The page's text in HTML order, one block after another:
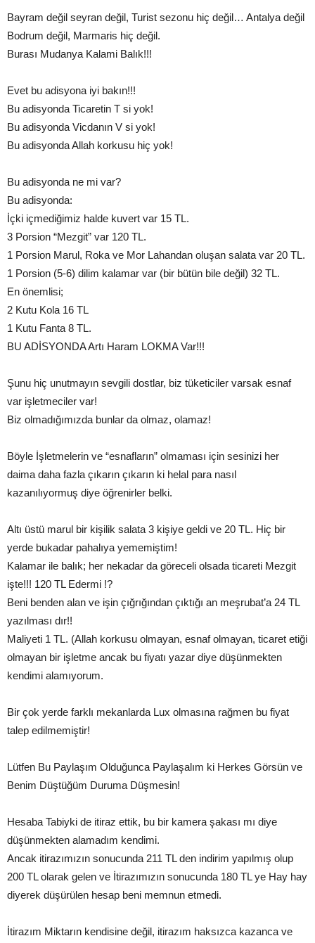
Bayram değil seyran değil, Turist sezonu hiç değil… Antalya değil
Bodrum değil, Marmaris hiç değil.
Burası Mudanya Kalami Balık!!!
Evet bu adisyona iyi bakın!!!
Bu adisyonda Ticaretin T si yok!
Bu adisyonda Vicdanın V si yok!
Bu adisyonda Allah korkusu hiç yok!
Bu adisyonda ne mi var?
Bu adisyonda:
İçki içmediğimiz halde kuvert var 15 TL.
3 Porsion “Mezgit” var 120 TL.
1 Porsion Marul, Roka ve Mor Lahandan oluşan salata var 20 TL.
1 Porsion (5-6) dilim kalamar var (bir bütün bile değil) 32 TL.
En önemlisi;
2 Kutu Kola 16 TL
1 Kutu Fanta 8 TL.
BU ADİSYONDA Artı Haram LOKMA Var!!!
Şunu hiç unutmayın sevgili dostlar, biz tüketiciler varsak esnaf
var işletmeciler var!
Biz olmadığımızda bunlar da olmaz, olamaz!
Böyle İşletmelerin ve “esnafların” olmaması için sesinizi her
daima daha fazla çıkarın çıkarın ki helal para nasıl
kazanılıyormuş diye öğrenirler belki.
Altı üstü marul bir kişilik salata 3 kişiye geldi ve 20 TL. Hiç bir
yerde bukadar pahalıya yememiştim!
Kalamar ile balık; her nekadar da göreceli olsada ticareti Mezgit
işte!!! 120 TL Edermi !?
Beni benden alan ve işin çığrığından çıktığı an meşrubat’a 24 TL
yazılması dır!!
Maliyeti 1 TL. (Allah korkusu olmayan, esnaf olmayan, ticaret etiği
olmayan bir işletme ancak bu fiyatı yazar diye düşünmekten
kendimi alamıyorum.
Bir çok yerde farklı mekanlarda Lux olmasına rağmen bu fiyat
talep edilmemiştir!
Lütfen Bu Paylaşım Olduğunca Paylaşalım ki Herkes Görsün ve
Benim Düştüğüm Duruma Düşmesin!
Hesaba Tabiyki de itiraz ettik, bu bir kamera şakası mı diye
düşünmekten alamadım kendimi.
Ancak itirazımızın sonucunda 211 TL den indirim yapılmış olup
200 TL olarak gelen ve İtirazımızın sonucunda 180 TL ye Hay hay
diyerek düşürülen hesap beni memnun etmedi.
İtirazım Miktarın kendisine değil, itirazım haksızca kazanca ve